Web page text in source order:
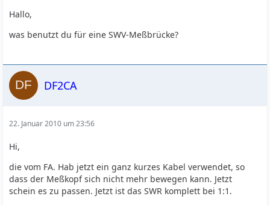
Hallo,
was benutzt du für eine SWV-Meßbrücke?
DF2CA
22. Januar 2010 um 23:56
Hi,
die vom FA. Hab jetzt ein ganz kurzes Kabel verwendet, so
dass der Meßkopf sich nicht mehr bewegen kann. Jetzt
schein es zu passen. Jetzt ist das SWR komplett bei 1:1.